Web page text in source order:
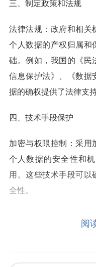
三、制定政策和法规
法律法规：政府和相关
个人数据的产权归属和
础。例如，我国的《民
信息保护法》、《数据
据的确权提供了法律支持
四、技术手段保护
加密与权限控制：采用
个人数据的安全性和
用。这些技术手段可以
全性。
签订协议：数据所有者
阅